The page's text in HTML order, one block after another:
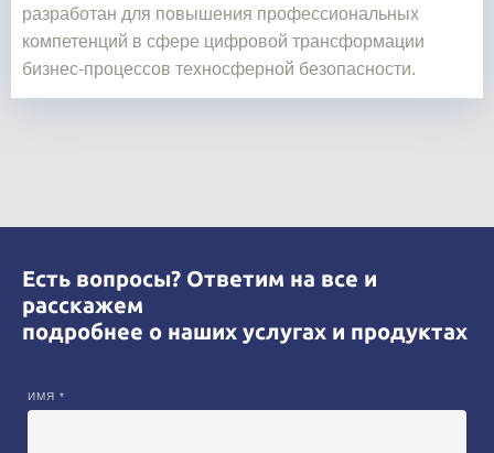
разработан для повышения профессиональных
компетенций в сфере цифровой трансформации
бизнес-процессов техносферной безопасности.
Есть вопросы? Ответим на все и
расскажем
подробнее о наших услугах и продуктах
ИМЯ *